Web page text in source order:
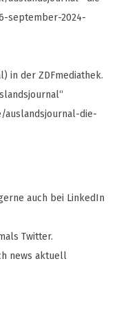
september-2024-
in der ZDFmediathek.
die-
auch bei LinkedIn
Twitter.
news aktuell